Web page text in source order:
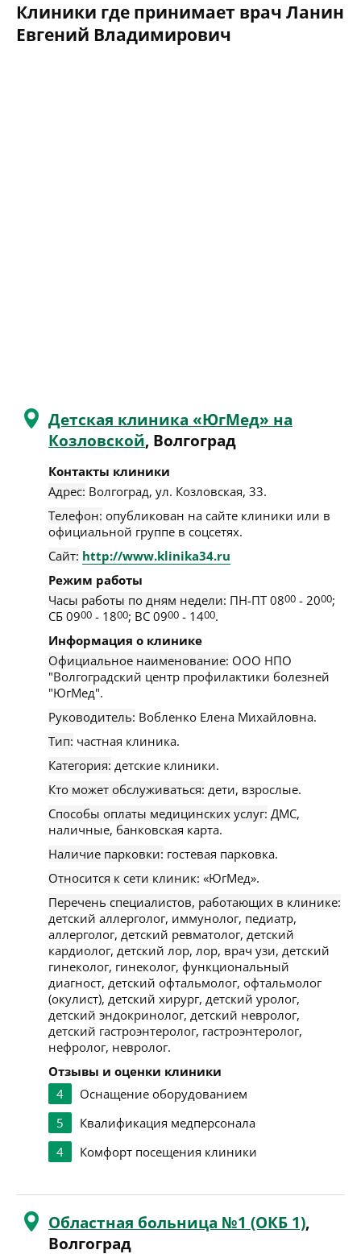
Клиники где принимает врач Ланин
Евгений Владимирович
Детская клиника «ЮгМед» на
Козловской, Волгоград
Контакты клиники
Адрес: Волгоград, ул. Козловская, 33.
Телефон: опубликован на сайте клиники или в
официальной группе в соцсетях.
Сайт: http://www.klinika34.ru
Режим работы
Часы работы по дням недели: ПН-ПТ 0800 - 2000;
СБ 0900 - 1800; ВС 0900 - 1400.
Информация о клинике
Официальное наименование: ООО НПО
"Волгоградский центр профилактики болезней
"ЮгМед".
Руководитель: Вобленко Елена Михайловна.
Тип: частная клиника.
Категория: детские клиники.
Кто может обслуживаться: дети, взрослые.
Способы оплаты медицинских услуг: ДМС,
наличные, банковская карта.
Наличие парковки: гостевая парковка.
Относится к сети клиник: «ЮгМед».
Перечень специалистов, работающих в клинике:
детский аллерголог, иммунолог, педиатр,
аллерголог, детский ревматолог, детский
кардиолог, детский лор, лор, врач узи, детский
гинеколог, гинеколог, функциональный
диагност, детский офтальмолог, офтальмолог
(окулист), детский хирург, детский уролог,
детский эндокринолог, детский невролог,
детский гастроэнтеролог, гастроэнтеролог,
нефролог, невролог.
Отзывы и оценки клиники
4
Оснащение оборудованием
5
Квалификация медперсонала
4
Комфорт посещения клиники
Областная больница №1 (ОКБ 1),
Волгоград